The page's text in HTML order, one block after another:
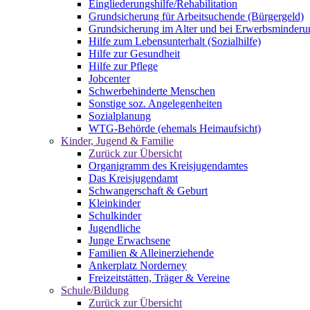
Eingliederungshilfe/Rehabilitation
Grundsicherung für Arbeitsuchende (Bürgergeld)
Grundsicherung im Alter und bei
Hilfe zum Lebensunterhalt (Sozialhilfe)
Hilfe zur Gesundheit
Hilfe zur Pflege
Jobcenter
Schwerbehinderte Menschen
Sonstige soz. Angelegenheiten
Sozialplanung
WTG-Behörde (ehemals Heimaufsicht)
Kinder, Jugend & Familie
Zurück zur Übersicht
Organigramm des Kreisjugendamtes
Das Kreisjugendamt
Schwangerschaft & Geburt
Kleinkinder
Schulkinder
Jugendliche
Junge Erwachsene
Familien & Alleinerziehende
Ankerplatz Norderney
Freizeitstätten, Träger & Vereine
Schule/Bildung
Zurück zur Übersicht